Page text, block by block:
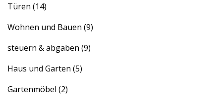
Türen (14)
Wohnen und Bauen (9)
steuern & abgaben (9)
Haus und Garten (5)
Gartenmöbel (2)